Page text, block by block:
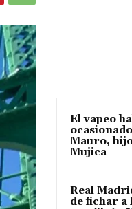
El vapeo
Mauro,
Mujica
Real
de fichar a